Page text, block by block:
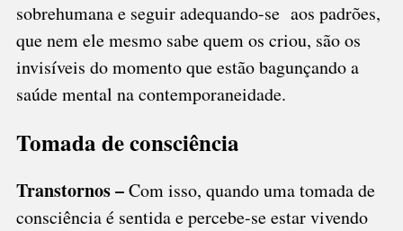
sobrehumana e seguir adequando-se aos padrões,
que nem ele mesmo sabe quem os criou, são os
invisíveis do momento que estão bagunçando a
saúde mental na contemporaneidade.
Tomada de consciência
Transtornos –Com isso, quando uma tomada de
consciência é sentida e percebe-se estar vivendo